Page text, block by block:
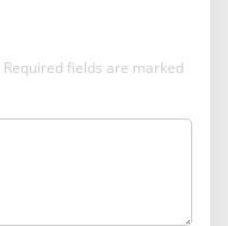
Required fields are marked